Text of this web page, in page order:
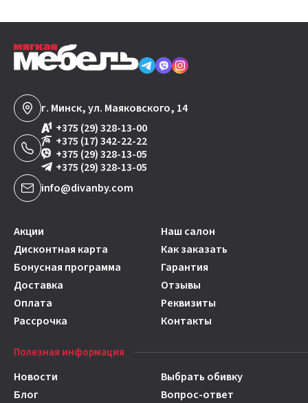
г. Минск, ул. Маяковского, 14
+375 (29) 328-13-00
+375 (17) 342-22-22
+375 (29) 328-13-05
+375 (29) 328-13-05
info@divanby.com
Акции
Наш салон
Дисконтная карта
Как заказать
Бонусная программа
Гарантия
Доставка
Отзывы
Оплата
Реквизиты
Рассрочка
Контакты
Полезная информация
Новости
Выбрать обивку
Блог
Вопрос-ответ